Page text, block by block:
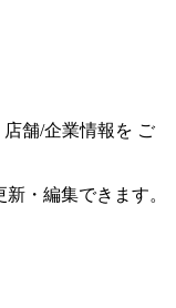
店舗/企業情報を ご
・編集できます。